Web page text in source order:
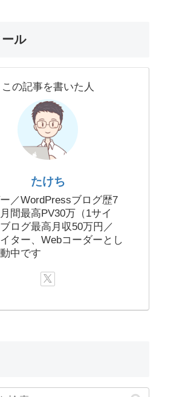
ル
この記事を書いた人
たけち
／WordPressブログ歴7
間最高PV30万（1サイ
ブログ最高月収50万円／
ター、Webコーダーとし
中です